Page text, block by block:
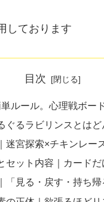
しております
目次
ルール。心理戦ボー
ぐるラビリンスとは
迷宮探索×チキンレー
セット内容｜カード
「見る・戻す・持ち帰